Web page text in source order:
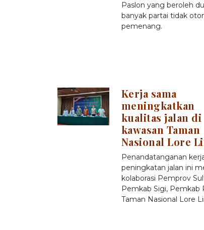
Paslon yang beroleh
banyak partai tidak
pemenang.
Kerja sama
meningkatkan
kualitas jalan di
kawasan Taman
Nasional Lore
Penandatanganan
peningkatan jalan ini
kolaborasi Pemprov
Pemkab Sigi, Pemkab
Taman Nasional Lore